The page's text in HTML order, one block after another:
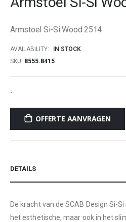
the
gallery
Armstoel Si-Si Wood 2514
AVAILABILITY:
IN STOCK
SKU 8555.8415
-
OFFERTE AANVRAGEN
DETAILS
De kracht van de SCAB Design Si-
het esthetische, maar ook in het